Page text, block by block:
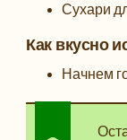
Сухари
Как вкусно
Начнем